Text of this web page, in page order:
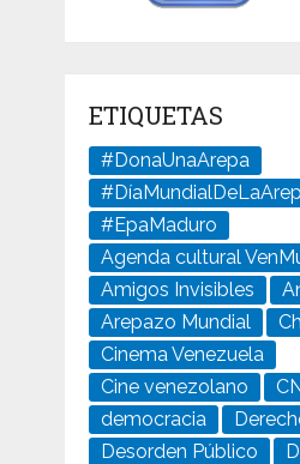
ETIQUETAS
#DonaUnaArepa
#EpaMaduro
Agenda cultural
Amigos Invisibles
Arepazo Mundial
Cinema Venezuela
Cine venezolano
democracia
Desorden Público